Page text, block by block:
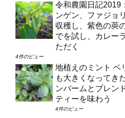
令和農園日記2019
ンゲン、ファジョ
収穫し、紫色の莢
でを試し、カレー
ただく
4件のビュー
地植えのミント ベ
も大きくなってき
ンバームとブレン
ティーを味わう
4件のビュー